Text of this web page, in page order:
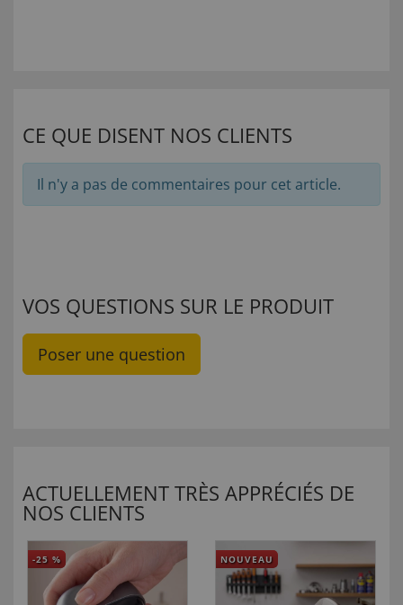
CE QUE DISENT NOS CLIENTS
Il n'y a pas de commentaires pour cet article.
VOS QUESTIONS SUR LE PRODUIT
Poser une question
ACTUELLEMENT TRÈS APPRÉCIÉS DE
NOS CLIENTS
-25 % NOUVEAU